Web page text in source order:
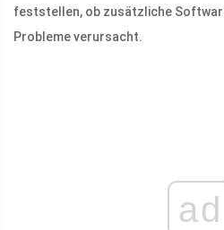
feststellen, ob zusätzliche
Probleme verursacht.
ad